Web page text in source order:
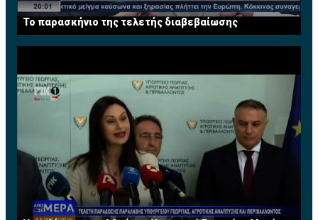
Το παρασκήνιο της τελετής διαβεβαίωσης